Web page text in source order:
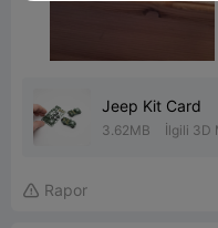
Jeep Kit Card
3.62MB İlgili 3D
 Rapor